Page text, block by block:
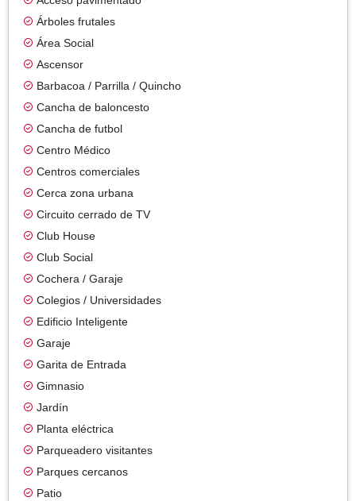
Árboles frutales
Área Social
Ascensor
Barbacoa / Parrilla / Quincho
Cancha de baloncesto
Cancha de futbol
Centro Médico
Centros comerciales
Cerca zona urbana
Circuito cerrado de TV
Club House
Club Social
Cochera / Garaje
Colegios / Universidades
Edificio Inteligente
Garaje
Garita de Entrada
Gimnasio
Jardín
Planta eléctrica
Parqueadero visitantes
Parques cercanos
Patio